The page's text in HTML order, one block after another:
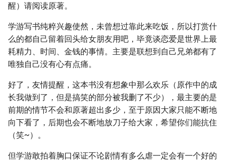
醒）请阅读原著。
学游写书纯粹兴趣使然，未曾想过靠此来吃饭，所以打赏什
么的都自己留着回头给女朋友用吧，毕竟谈恋爱是世界上最
耗精力、时间、金钱的事情。主要是联想到自己兄弟都有了
唯独自己没有心有点痛。
好了，友情提醒，这本书没有想象中那么欢乐（原作中的成
长我做到了，但是搞笑的部分被我删了不少），最主要的是
前期的情节不会和原著超出多少，至于原因大家只能不断地
向下看了，后期也会不断地放刀子给大家，希望你们能抗住
（笑~）。
但学游敢拍着胸口保证不论剧情有多么虐一定会有一个好的